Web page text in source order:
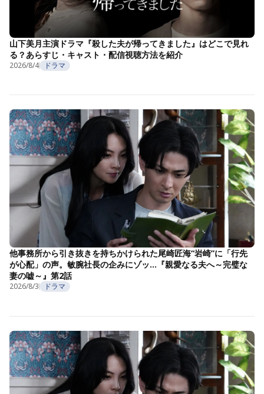
山下美月主演ドラマ『殺した夫が帰ってきました』はどこで見れ
る？あらすじ・キャスト・配信視聴方法を紹介
2026/8/4 ドラマ
他事務所から引き抜きを持ちかけられた尾崎匠海“岩崎”に「行先
が心配」の声。敏腕社長の企みにゾッ…『親愛なる夫へ～完璧な
妻の嘘～』第2話
2026/8/3 ドラマ